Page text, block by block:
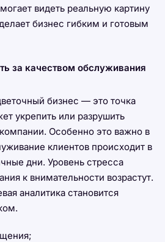
видеть реальную картину
бизнес гибким и готовым
за качеством обслуживания
бизнес — это точка
укрепить или разрушить
Особенно это важно в
клиентов происходит в
дни. Уровень стресса
к внимательности возрастут.
аналитика становится